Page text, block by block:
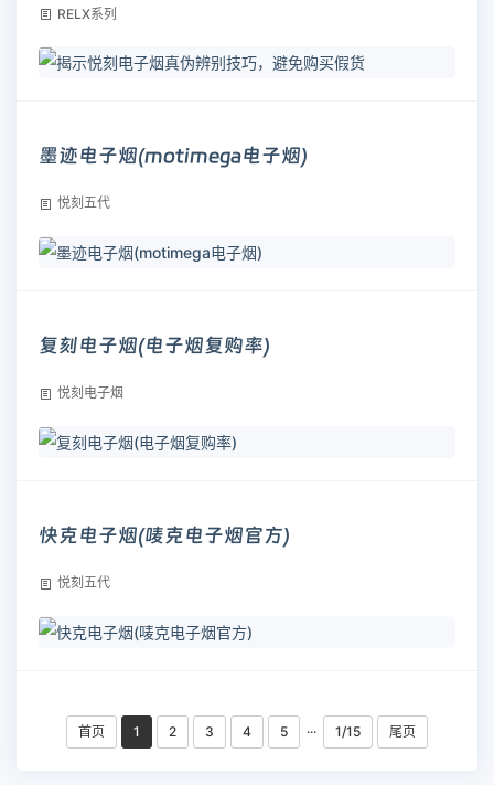
RELX系列
墨迹电子烟(motimega电子烟)
悦刻五代
复刻电子烟(电子烟复购率)
悦刻电子烟
快克电子烟(唛克电子烟官方)
悦刻五代
首页 1 2 3 4 5 ··· 1/15 尾页